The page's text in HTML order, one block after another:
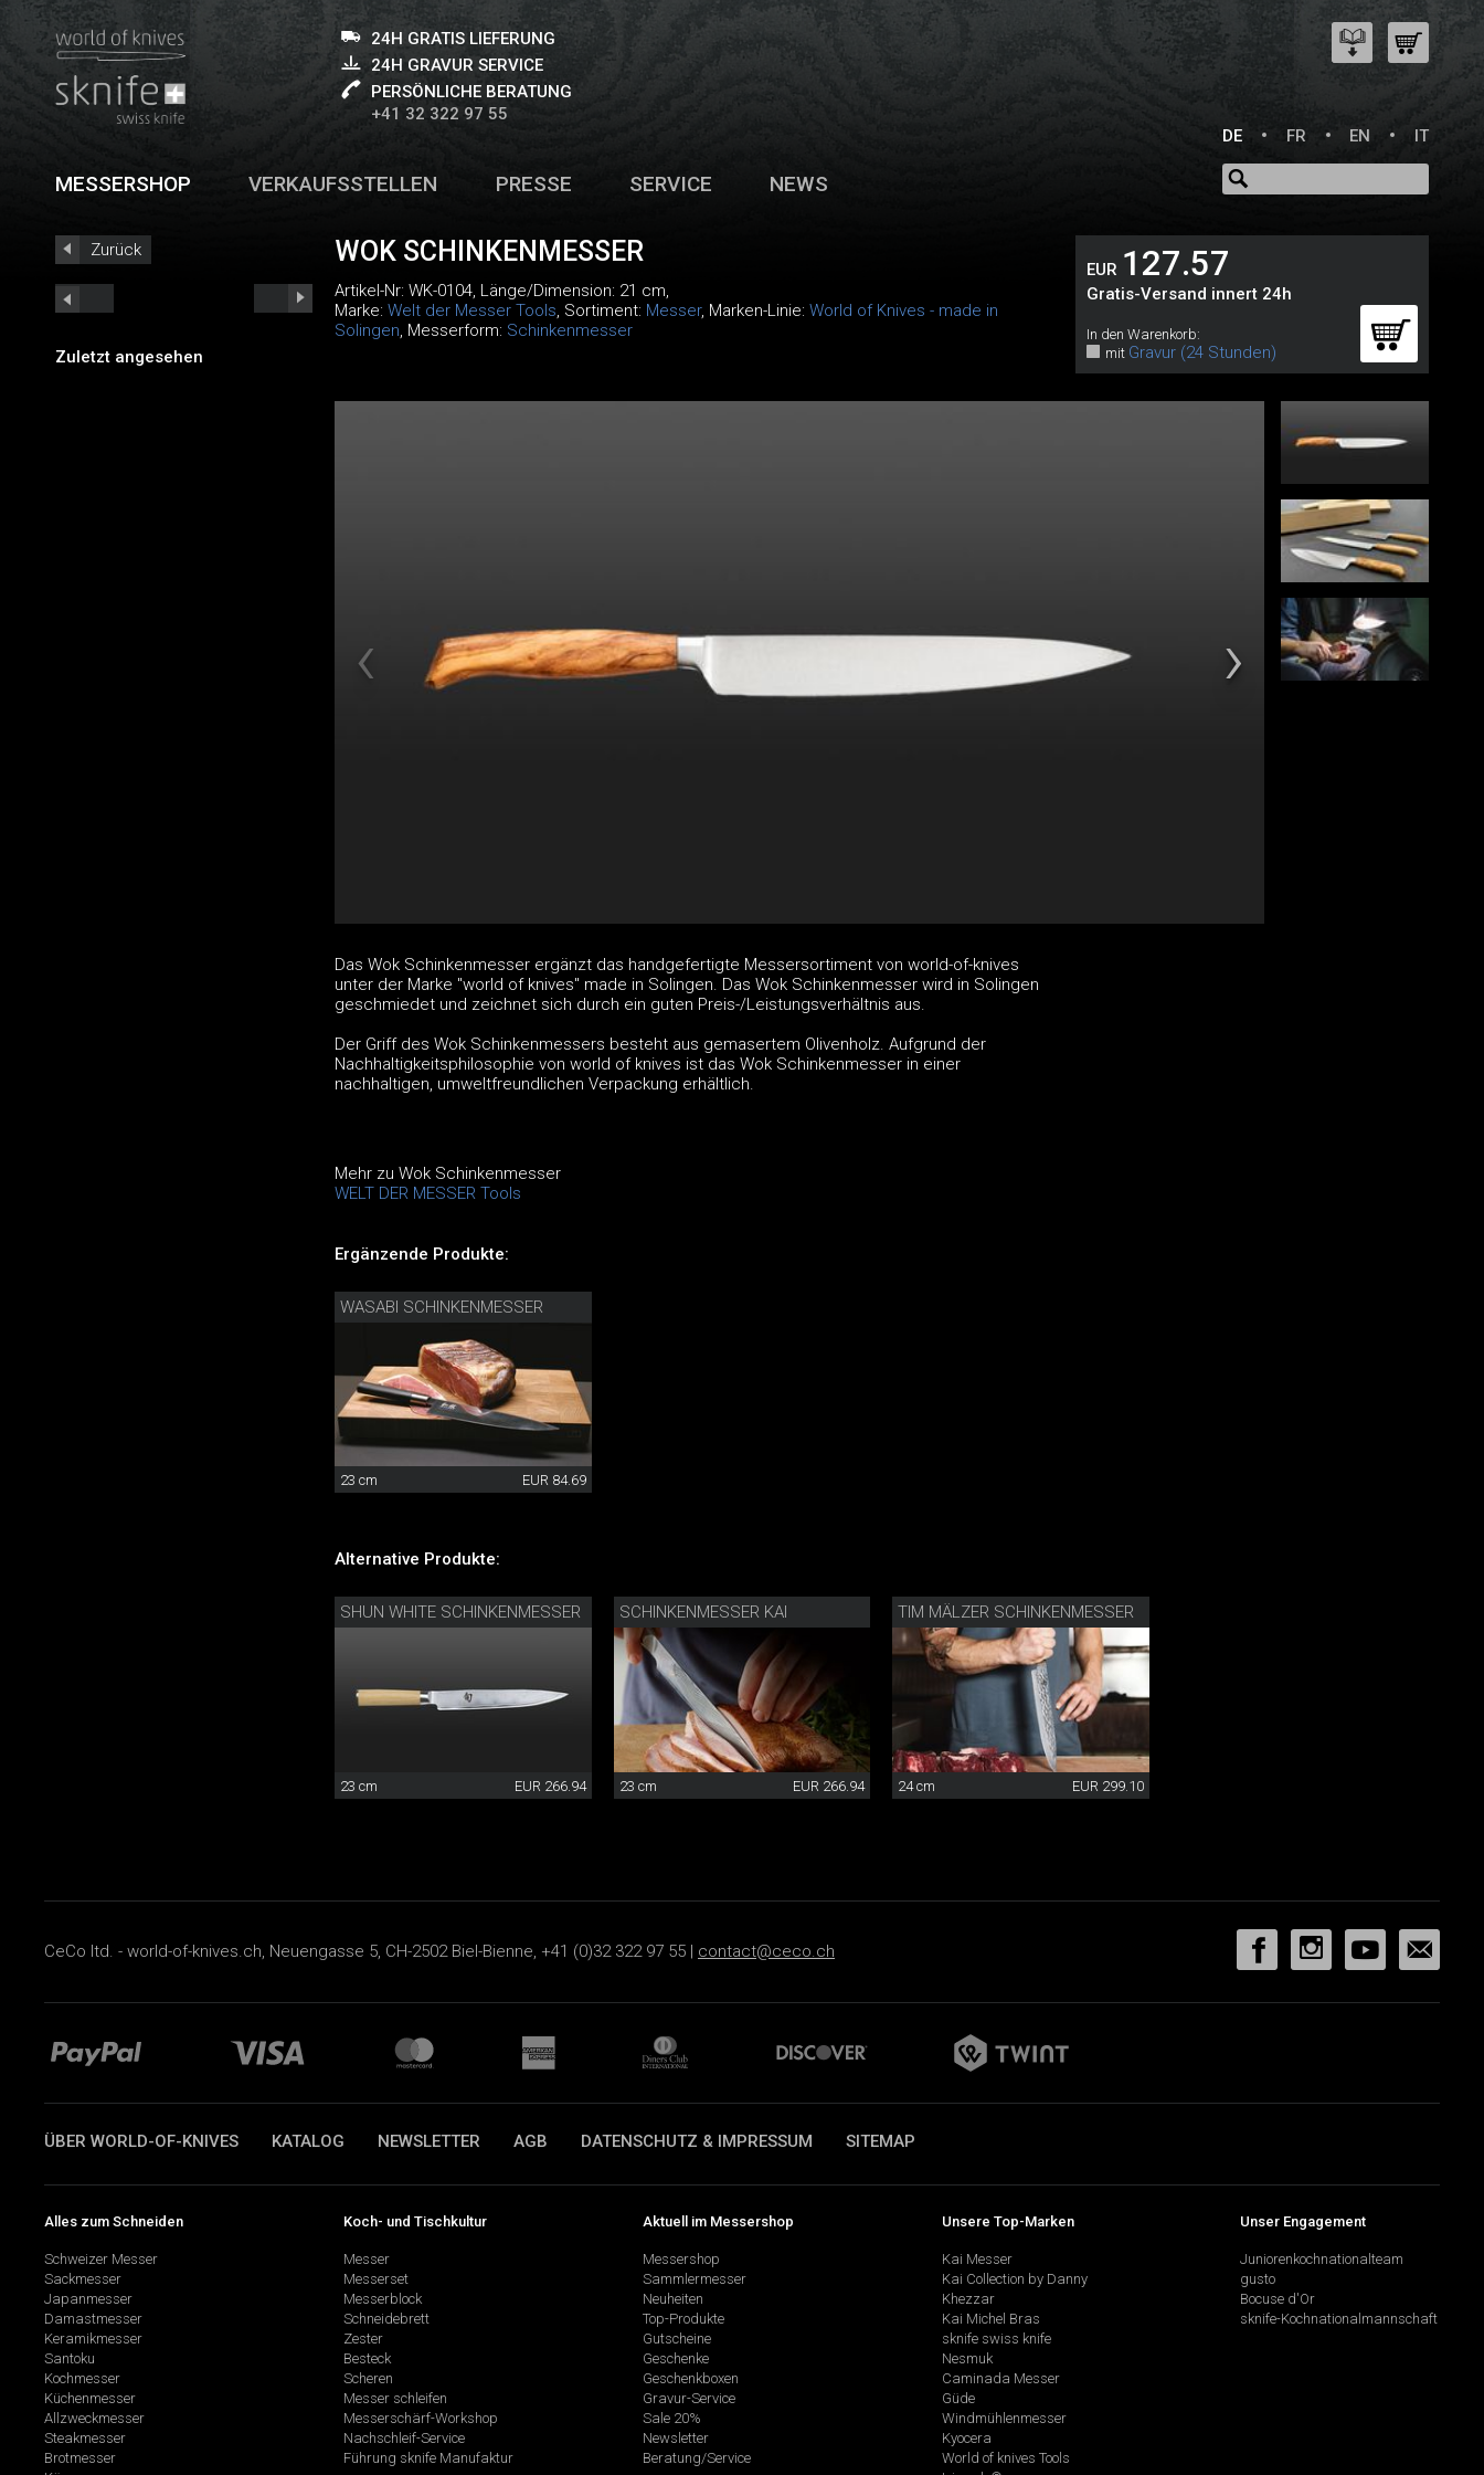
24H GRATIS LIEFERUNG
24H GRAVUR SERVICE
PERSÖNLICHE BERATUNG
+41 32 322 97 55
DE
FR EN IT
MESSERSHOP VERKAUFSSTELLEN PRESSE SERVICE NEWS
Zurück
Zuletzt angesehen
WOK SCHINKENMESSER
Artikel-Nr: WK-0104, Länge/Dimension: 21 cm,
Marke: Welt der Messer Tools, Sortiment: Messer, Marken-Linie: World of Knives - made in
Solingen, Messerform: Schinkenmesser
EUR 127.57
Gratis-Versand innert 24h
In den Warenkorb:
mit Gravur (24 Stunden)
Das Wok Schinkenmesser ergänzt das handgefertigte Messersortiment von world-of-knives
unter der Marke "world of knives" made in Solingen. Das Wok Schinkenmesser wird in Solingen
geschmiedet und zeichnet sich durch ein guten Preis-/Leistungsverhältnis aus.
Der Griff des Wok Schinkenmessers besteht aus gemasertem Olivenholz. Aufgrund der
Nachhaltigkeitsphilosophie von world of knives ist das Wok Schinkenmesser in einer
nachhaltigen, umweltfreundlichen Verpackung erhältlich.
Mehr zu Wok Schinkenmesser
WELT DER MESSER Tools
Ergänzende Produkte:
WASABI SCHINKENMESSER
23 cm EUR 84.69
Alternative Produkte:
SHUN WHITE SCHINKENMESSER
23 cm EUR 266.94
SCHINKENMESSER KAI
23 cm EUR 266.94
TIM MÄLZER SCHINKENMESSER
24 cm EUR 299.10
CeCo ltd. - world-of-knives.ch, Neuengasse 5, CH-2502 Biel-Bienne, +41 (0)32 322 97 55 | contact@ceco.ch
ÜBER WORLD-OF-KNIVES KATALOG NEWSLETTER AGB DATENSCHUTZ & IMPRESSUM SITEMAP
Alles zum Schneiden
Schweizer Messer
Sackmesser
Japanmesser
Damastmesser
Keramikmesser
Santoku
Kochmesser
Küchenmesser
Allzweckmesser
Steakmesser
Brotmesser
Koch- und Tischkultur
Messer
Messerset
Messerblock
Schneidebrett
Zester
Besteck
Scheren
Messer schleifen
Messerschärf-Workshop
Nachschleif-Service
Führung sknife Manufaktur
Aktuell im Messershop
Messershop
Sammlermesser
Neuheiten
Top-Produkte
Gutscheine
Geschenke
Geschenkboxen
Gravur-Service
Sale 20%
Newsletter
Beratung/Service
Unsere Top-Marken
Kai Messer
Kai Collection by Danny
Khezzar
Kai Michel Bras
sknife swiss knife
Nesmuk
Caminada Messer
Güde
Windmühlenmesser
Kyocera
World of knives Tools
Unser Engagement
Juniorenkochnationalteam
gusto
Bocuse d'Or
sknife-Kochnationalmannschaft